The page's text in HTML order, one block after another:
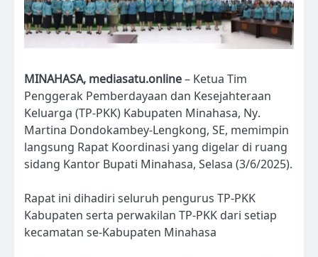
MINAHASA, mediasatu.online– Ketua Tim
Penggerak Pemberdayaan dan Kesejahteraan
Keluarga (TP-PKK) Kabupaten Minahasa, Ny.
Martina Dondokambey-Lengkong, SE, memimpin
langsung Rapat Koordinasi yang digelar di ruang
sidang Kantor Bupati Minahasa, Selasa (3/6/2025).
Rapat ini dihadiri seluruh pengurus TP-PKK
Kabupaten serta perwakilan TP-PKK dari setiap
kecamatan se-Kabupaten Minahasa